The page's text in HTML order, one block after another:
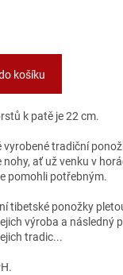
košíku
k patě je 22 cm.
vyrobené tradiční
ať už venku v
pomohli potřebným.
tibetské ponožky
výroba a následný
tradic...